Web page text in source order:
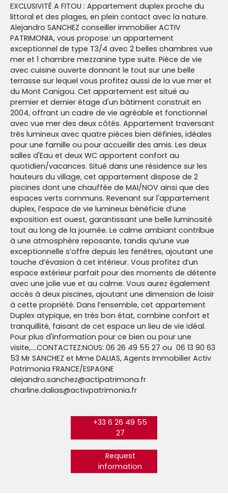
EXCLUSIVITÉ A FITOU : Appartement duplex proche du
littoral et des plages, en plein contact avec la nature.
Alejandro SANCHEZ conseiller immobilier ACTIV
PATRIMONIA, vous propose: un appartement
exceptionnel de type T3/4 avec 2 belles chambres vue
mer et 1 chambre mezzanine type suite. Pièce de vie
avec cuisine ouverte donnant le tout sur une belle
terrasse sur lequel vous profitez aussi de la vue mer et
du Mont Canigou. Cet appartement est situé au
premier et dernier étage d'un bâtiment construit en
2004, offrant un cadre de vie agréable et fonctionnel
avec vue mer des deux côtés. Appartement traversant
très lumineux avec quatre pièces bien définies, idéales
pour une famille ou pour accueillir des amis. Les deux
salles d'Eau et deux WC apportent confort au
quotidien/vacances. Situé dans une résidence sur les
hauteurs du village, cet appartement dispose de 2
piscines dont une chauffée de MAI/NOV ainsi que des
espaces verts communs. Revenant sur l'appartement
duplex, l’espace de vie lumineux bénéficie d’une
exposition est ouest, garantissant une belle luminosité
tout au long de la journée. Le calme ambiant contribue
à une atmosphère reposante, tandis qu’une vue
exceptionnelle s’offre depuis les fenêtres, ajoutant une
touche d’évasion à cet intérieur. Vous profitez d’un
espace extérieur parfait pour des moments de détente
avec une jolie vue et au calme. Vous aurez également
accès à deux piscines, ajoutant une dimension de loisir
à cette propriété. Dans l’ensemble, cet appartement
Duplex atypique, en très bon état, combine confort et
tranquillité, faisant de cet espace un lieu de vie idéal.
Pour plus d'information pour ce bien ou pour une
visite,....CONTACTEZ:NOUS: 06 26 49 55 27 ou 06 13 90 63
53 Mr SANCHEZ et Mme DALIAS, Agents Immobilier Activ
Patrimonia FRANCE/ESPAGNE
alejandro.sanchez@actipatrimona.fr
charline.dalias@activpatrimonia.fr
+33 6 26 49 55
27
Request
information